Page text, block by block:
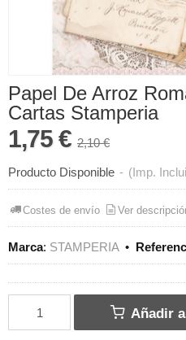
Papel De Arroz
Cartas Stamperia
1,75 € 2,10 €
Producto Disponible - (Imp.
Costes de envío Ver
Marca: STAMPERIA•
Añadir